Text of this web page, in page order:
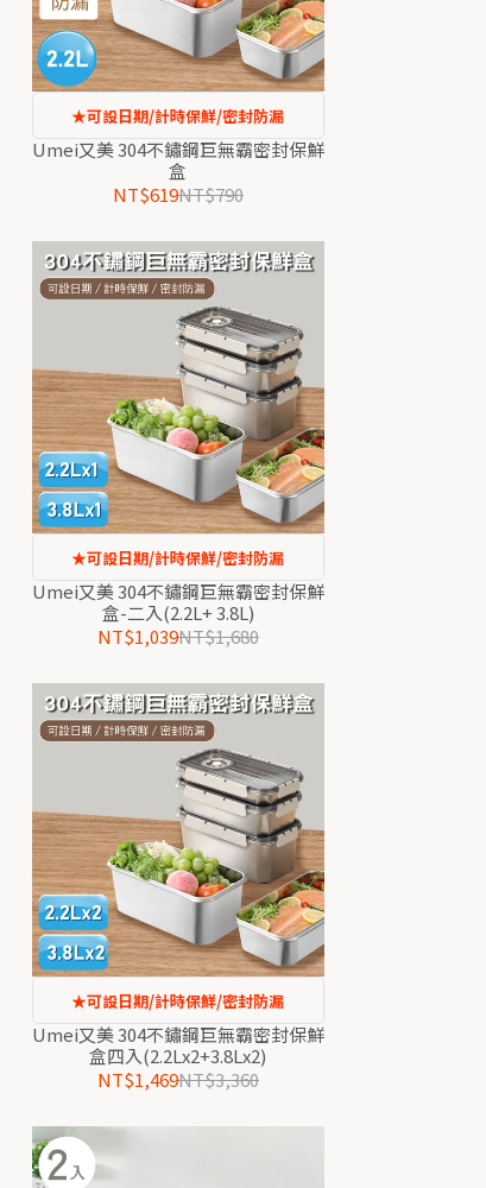
★可設日期/計時保鮮/密封防漏
Umei又美 304不鏽鋼巨無霸密封保鮮
盒
NT$619NT$790
★可設日期/計時保鮮/密封防漏
Umei又美 304不鏽鋼巨無霸密封保鮮
盒-二入(2.2L+ 3.8L)
NT$1,039NT$1,680
★可設日期/計時保鮮/密封防漏
Umei又美 304不鏽鋼巨無霸密封保鮮
盒四入(2.2Lx2+3.8Lx2)
NT$1,469NT$3,360